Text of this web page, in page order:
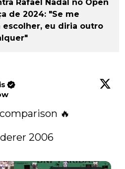
Rafael Nadal no Open
de 2024: "Se me
escolher, eu diria outro
🔥
2006